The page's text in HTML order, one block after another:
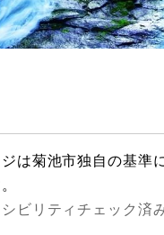
ジは菊池市独自の基準
シビリティチェック済